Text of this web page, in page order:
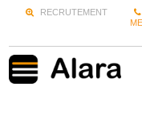
RECRUTEMENT